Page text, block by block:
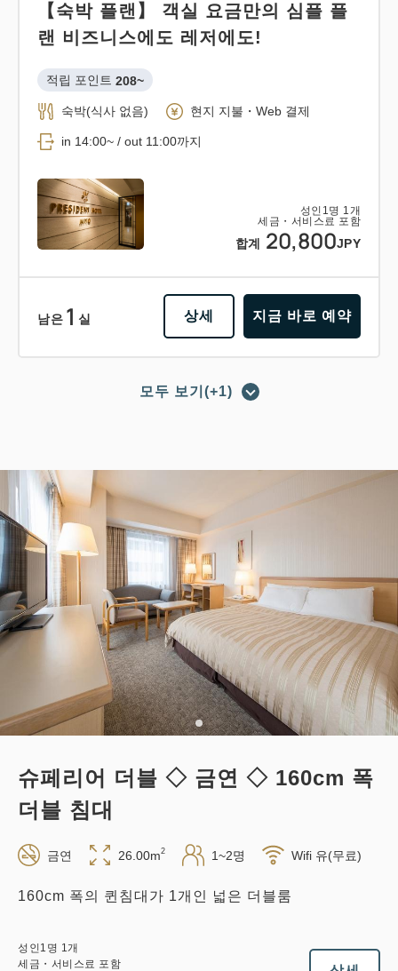
성인 1명 1개
세금・서비스료 포함
합계 20,800JPY
【숙박 플랜】 객실 요금만의 심플 플
랜 비즈니스에도 레저에도!
적립 포인트 208~
숙박(식사 없음) 현지 지불・Web 결제
in 14:00~ / out 11:00까지
남은 1 실 상세 지금 바로 예약
성인 명 1개
세금・서비스료 포함
합계 22,120 JPY
의 베이직 플랜 비즈니스에도 레저에
도!
적립 포인트 221~
조식 현지 지불・Web 결제
in 14:00~ / out 11:00까지
남은 1실 상세 지금 바로 예약
모두 보기(+1)
슈페리어 더블 ◇ 금연 ◇ 160cm 폭
더블 침대
금연 26.00m2 1~2명 Wifi 유(무료)
160cm 폭의 퀸침대가 1개인 넓은 더블룸
성인 1 명 1개
세금・서비스료 포함